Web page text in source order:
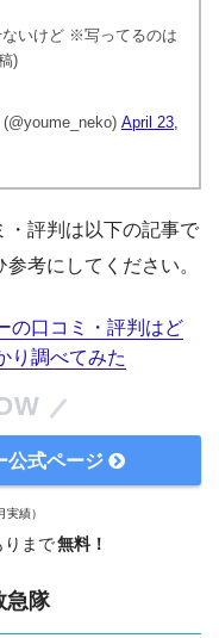
いけど ※写ってるのは
)
April 23,
・評判は以下の記事で
考にしてください。
の口コミ・評判はど
り調べてみた
公式ページ
実績）
りまで無料！
隊